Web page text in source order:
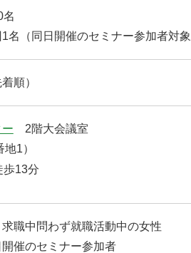
名
名（同日開催のセミナー参加者対象
順）
2階大会議室
1）
歩13分
職中問わず就職活動中の女性
催のセミナー参加者